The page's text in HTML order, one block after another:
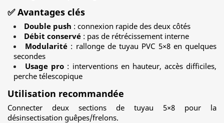
✅ Avantages clés
Double push : connexion rapide des deux côtés
Débit conservé : pas de rétrécissement interne
Modularité : rallonge de tuyau PVC 5×8 en quelques
secondes
Usage pro : interventions en hauteur, accès difficiles,
perche télescopique
Utilisation recommandée
Connecter deux sections de tuyau 5×8 pour la
désinsectisation guêpes/frelons.